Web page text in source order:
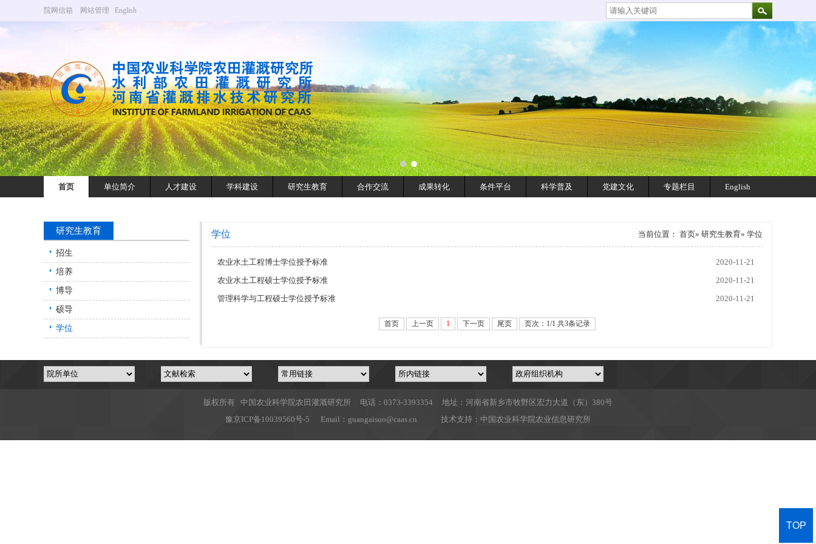
院网信箱 网站管理 English
首页 单位简介 人才建设 学科建设 研究生教育 合作交流 成果转化 条件平台 科学普及 党建文化 专题栏目 English
研究生教育
招生
培养
博导
硕导
学位
当前位置： 首页» 研究生教育» 学位
学位
农业水土工程博士学位授予标准
2020-11-21
农业水土工程硕士学位授予标准
2020-11-21
管理科学与工程硕士学位授予标准
2020-11-21
首页 上一页 1 下一页 尾页 页次：1/1 共3条记录
版权所有 中国农业科学院农田灌溉研究所 电话：0373-3393354 地址：河南省新乡市牧野区宏力大道（东）380号
豫京ICP备10039560号-5 Email： guangaisuo@caas.cn 技术支持： 中国农业科学院农业信息研究所
TOP
TOP